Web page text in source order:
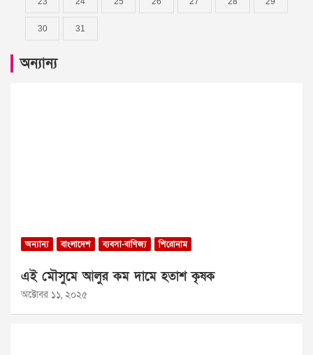
30 31
অন্যান্য
অন্যান্য বাংলাদেশ ব্যবসা-বাণিজ্য শিরোনাম
এই মৌসুমে আলুর কম দামে হতাশ কৃষক
অক্টোবর ১১, ২০২৫